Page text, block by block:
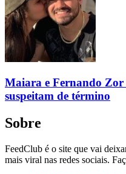
Maiara e Fernando Zor
suspeitam de término
Sobre
FeedClub é o site que vai
mais viral nas redes sociais.